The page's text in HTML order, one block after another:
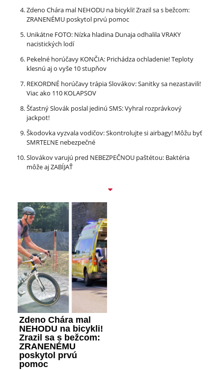
Zdeno Chára mal NEHODU na bicykli! Zrazil sa s bežcom:
ZRANENÉMU poskytol prvú pomoc
Unikátne FOTO: Nízka hladina Dunaja odhalila VRAKY
nacistických lodí
Pekelné horúčavy KONČIA: Prichádza ochladenie! Teploty
klesnú aj o vyše 10 stupňov
REKORDNÉ horúčavy trápia Slovákov: Sanitky sa nezastavili!
Viac ako 110 KOLAPSOV
Šťastný Slovák poslal jedinú SMS: Vyhral rozprávkový
jackpot!
Škodovka vyzvala vodičov: Skontrolujte si airbagy! Môžu byť
SMRTEĽNE nebezpečné
Slovákov varujú pred NEBEZPEČNOU paštétou: Baktéria
môže aj ZABÍJAŤ
Zdeno Chára mal
NEHODU na bicykli!
Zrazil sa s bežcom:
ZRANENÉMU
poskytol prvú
pomoc